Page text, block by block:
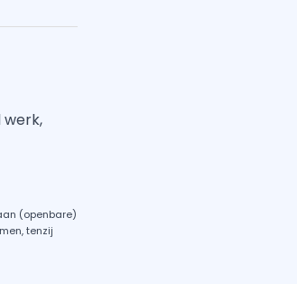
werk,
(openbare)
tenzij